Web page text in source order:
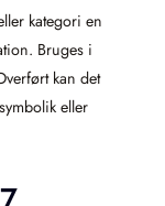
kategori en
Bruges i
kan det
eller